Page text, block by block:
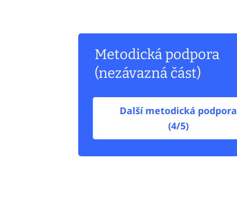
Metodická podpora
(nezávazná část)
Další metodická podpora
(4/5)